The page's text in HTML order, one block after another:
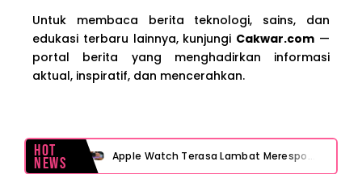
Untuk membaca berita teknologi, sains, dan
edukasi terbaru lainnya, kunjungi Cakwar.com —
portal berita yang menghadirkan informasi
aktual, inspiratif, dan mencerahkan.
Hot
News Apple Watch Terasa Lambat Merespons? Cek Dulu Sebelum Reset atau Servis